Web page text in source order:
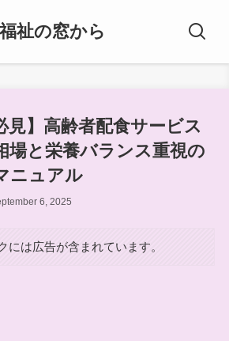
祉の窓から
見】高齢者配食サービス
場と栄養バランス重視の
ニュアル
6, 2025
には広告が含まれています。